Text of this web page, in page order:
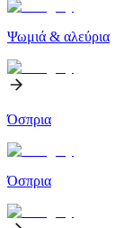
Ψωμιά & αλεύρια
Όσπρια
Όσπρια